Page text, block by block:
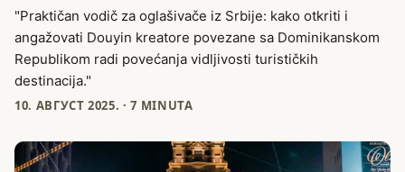
"Praktičan vodič za oglašivače iz Srbije: kako otkriti i
angažovati Douyin kreatore povezane sa Dominikanskom
Republikom radi povećanja vidljivosti turističkih
destinacija."
10. АВГУСТ 2025. ·7 MINUTA